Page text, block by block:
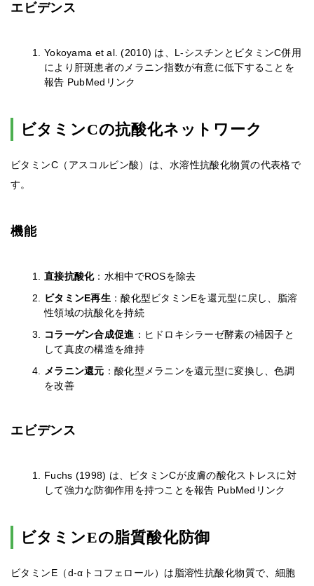
エビデンス
Yokoyama et al. (2010) は、L-シスチンとビタミンC併用
により肝斑患者のメラニン指数が有意に低下することを
報告 PubMedリンク
ビタミンCの抗酸化ネットワーク
ビタミンC（アスコルビン酸）は、水溶性抗酸化物質の代表格で
す。
機能
直接抗酸化：水相中でROSを除去
ビタミンE再生：酸化型ビタミンEを還元型に戻し、脂溶
性領域の抗酸化を持続
コラーゲン合成促進 ：ヒドロキシラーゼ酵素の補因子と
して真皮の構造を維持
メラニン還元 ：酸化型メラニンを還元型に変換し、色調
を改善
エビデンス
Fuchs (1998) は、ビタミンCが皮膚の酸化ストレスに対
して強力な防御作用を持つことを報告 PubMedリンク
ビタミンEの脂質酸化防御
ビタミンE（d-αトコフェロール）は脂溶性抗酸化物質で、細胞